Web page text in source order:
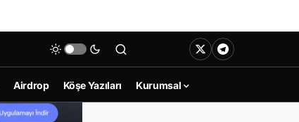
Airdrop Köşe Yazıları Kurumsal